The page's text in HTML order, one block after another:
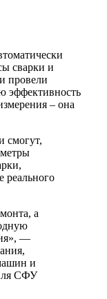
сварки и
провели
эффективность
– она
смогут,
реального
а
—
и
СФУ